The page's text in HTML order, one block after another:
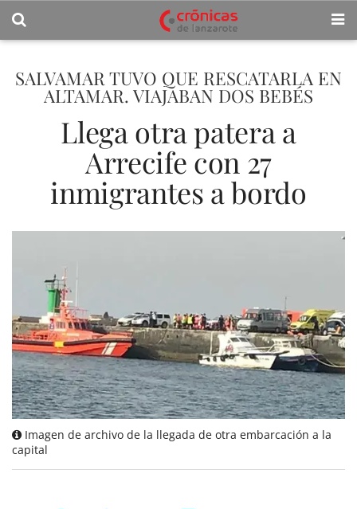
SALVAMAR TUVO QUE RESCATARLA EN
ALTAMAR. VIAJABAN DOS BEBÉS
Llega otra patera a
Arrecife con 27
inmigrantes a bordo
Imagen de archivo de la llegada de otra embarcación a la
capital